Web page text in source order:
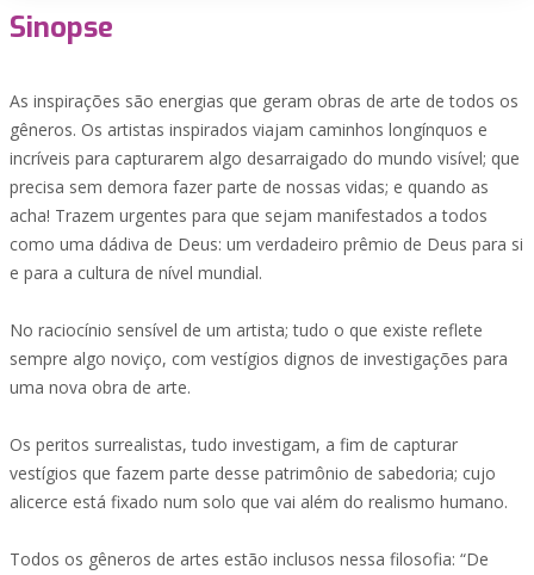
Sinopse
As inspirações são energias que geram obras de arte de todos os
gêneros. Os artistas inspirados viajam caminhos longínquos e
incríveis para capturarem algo desarraigado do mundo visível; que
precisa sem demora fazer parte de nossas vidas; e quando as
acha! Trazem urgentes para que sejam manifestados a todos
como uma dádiva de Deus: um verdadeiro prêmio de Deus para si
e para a cultura de nível mundial.
No raciocínio sensível de um artista; tudo o que existe reflete
sempre algo noviço, com vestígios dignos de investigações para
uma nova obra de arte.
Os peritos surrealistas, tudo investigam, a fim de capturar
vestígios que fazem parte desse patrimônio de sabedoria; cujo
alicerce está fixado num solo que vai além do realismo humano.
Todos os gêneros de artes estão inclusos nessa filosofia: “De